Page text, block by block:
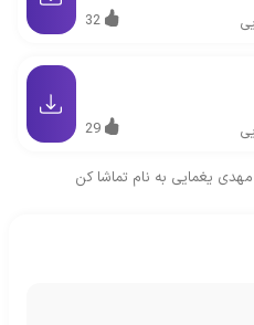
32
29
یغمایی به نام تماشا کن